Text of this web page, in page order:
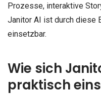
Prozesse, interaktive
Janitor AI ist durch diese
einsetzbar.
Wie sich
praktisch